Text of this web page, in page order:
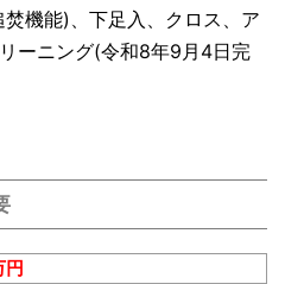
機能)、下足入、クロス、ア
ーニング(令和8年9月4日完